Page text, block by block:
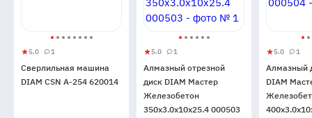
Сверлильная
машина
DIAM
5.0
5
1 1
Сверлильная машина
DIAM CSN А-254 620014
Алмазный
отрезной
диск
DIAM
5.0
5
1 1
Алмазный отрезной
диск DIAM Мастер
Железобетон
350x3.0x10x25.4 000503
диск
(круг)
DIAM
5.0
5
1 1
Алмазный
DIAM